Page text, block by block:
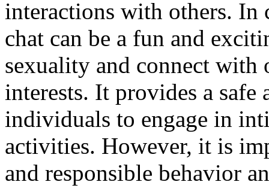
interactions with others. In
chat can be a fun and
sexuality and connect with
interests. It provides a
individuals to engage in
activities. However, it is
and responsible behavior